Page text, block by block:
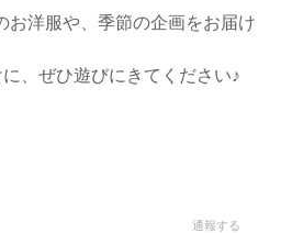
洋服や、季節の企画をお届け
、ぜひ遊びにきてください♪
通報する